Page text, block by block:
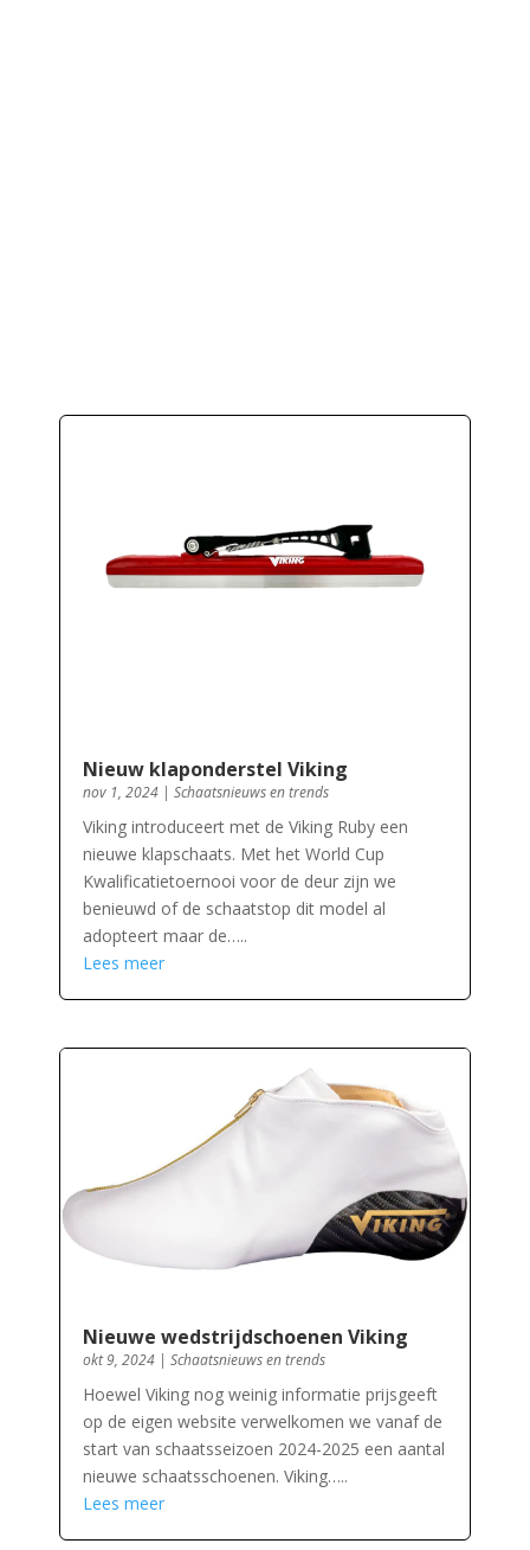
Nieuw klaponderstel Viking
nov 1, 2024| Schaatsnieuws en trends
Viking introduceert met de Viking Ruby een
nieuwe klapschaats. Met het World Cup
Kwalificatietoernooi voor de deur zijn we
benieuwd of de schaatstop dit model al
adopteert maar de…..
Lees meer
Nieuwe wedstrijdschoenen Viking
okt 9, 2024| Schaatsnieuws en trends
Hoewel Viking nog weinig informatie prijsgeeft
op de eigen website verwelkomen we vanaf de
start van schaatsseizoen 2024-2025 een aantal
nieuwe schaatsschoenen. Viking…..
Lees meer